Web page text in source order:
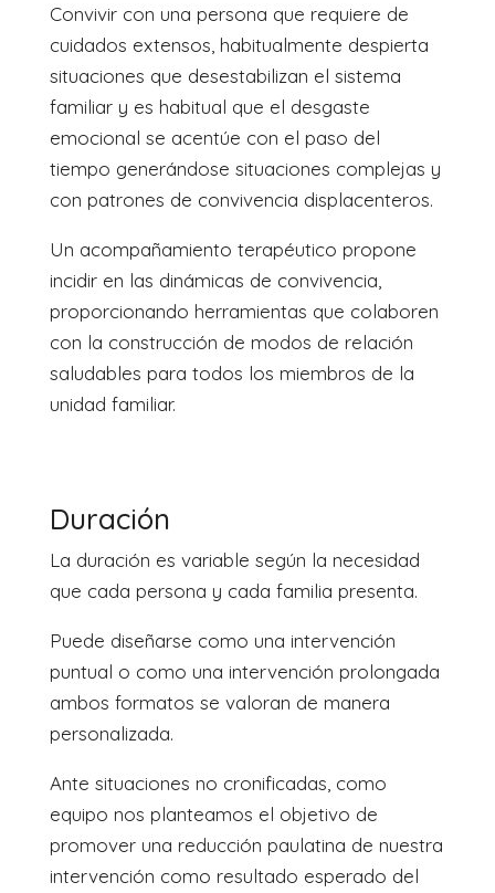
Convivir con una persona que requiere de
cuidados extensos, habitualmente despierta
situaciones que desestabilizan el sistema
familiar y es habitual que el desgaste
emocional se acentúe con el paso del
tiempo generándose situaciones complejas y
con patrones de convivencia displacenteros.
Un acompañamiento terapéutico propone
incidir en las dinámicas de convivencia,
proporcionando herramientas que colaboren
con la construcción de modos de relación
saludables para todos los miembros de la
unidad familiar.
Duración
La duración es variable según la necesidad
que cada persona y cada familia presenta.
Puede diseñarse como una intervención
puntual o como una intervención prolongada
ambos formatos se valoran de manera
personalizada.
Ante situaciones no cronificadas, como
equipo nos planteamos el objetivo de
promover una reducción paulatina de nuestra
intervención como resultado esperado del